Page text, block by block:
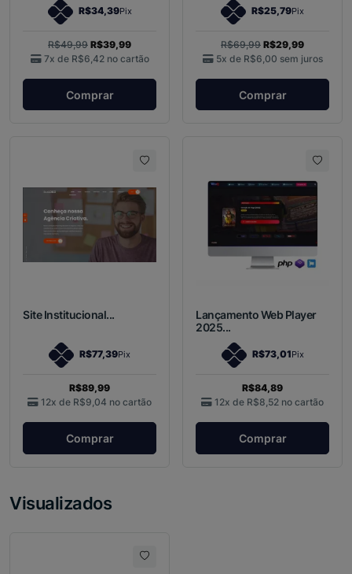
R$34,39Pix
R$49,99 R$39,99
7x de R$6,42 no cartão
Comprar
R$25,79Pix
R$69,99 R$29,99
5x de R$6,00 sem juros
Comprar
Site Institucional...
R$77,39Pix
R$89,99
12x de R$9,04 no cartão
Comprar
Lançamento Web Player
2025...
R$73,01Pix
R$84,89
12x de R$8,52 no cartão
Comprar
Visualizados